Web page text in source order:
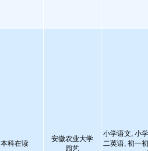
本科在读
安徽农业大学
园艺
小学语文, 小
二英语, 初一